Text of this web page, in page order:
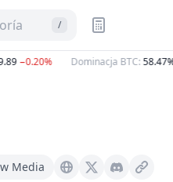
/
−0.20% Dominacja BTC :58.47%
Media Cheelee.io X (Twitter)